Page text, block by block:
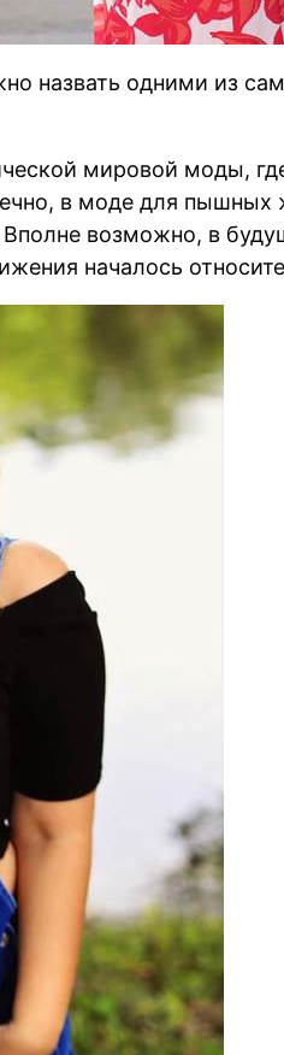
назвать одними из
мировой моды,
в моде для
возможно, в
началось
NEWS /// НОВОСТИ